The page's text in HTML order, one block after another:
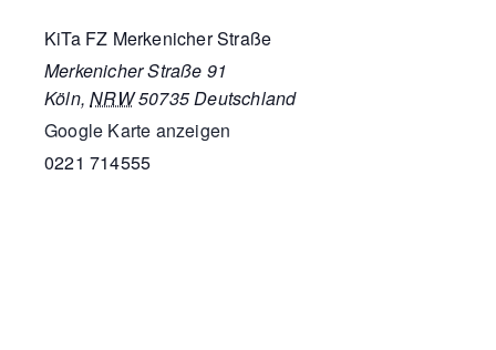
KiTa FZ Merkenicher Straße
Merkenicher Straße 91
Köln, NRW50735Deutschland
Google Karte anzeigen
0221 714555